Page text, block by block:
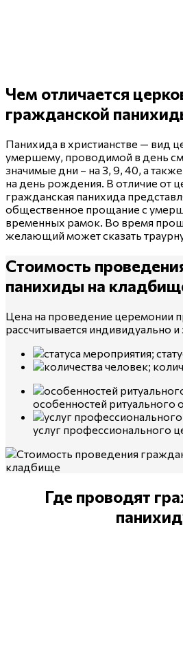
Чем отличается
гражданской
Панихида в христианстве — вид
умершему, проводимой в день
значимые дни – на 3, 9, 40, а
на день рождения. В отличие от
гражданская панихида
общественное прощание с
временных рамок. Во время
желающий может сказать
Стоимость
панихиды на
Цена на проведение церемонии
рассчитывается индивидуально и
особенностей ритуального
услуг профессионального
Где проводят